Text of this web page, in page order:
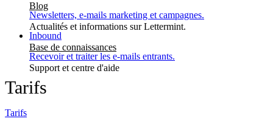
Blog
Actualités et informations sur Lettermint.
Base de connaissances
Support et centre d'aide
Newsletters, e-mails marketing et campagnes.
Inbound
Recevoir et traiter les e-mails entrants.
Tarifs
Tarifs